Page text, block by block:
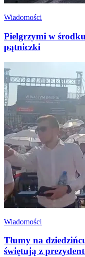
Wiadomości
Pielgrzymi w
pątniczki
Wiadomości
Tłumy na
świętują z